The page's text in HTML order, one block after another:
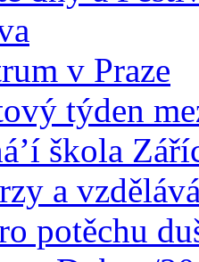
v Praze
týden
škola
a
potěchu